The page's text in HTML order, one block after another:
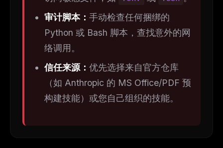
审计脚本： 手动检查任何捆绑的
Python 或 Bash 脚本，查找意外的网
络调用。
信任来源： 优先选择来自官方仓库
（如 Anthropic 的 MS Office/PDF 预
构建技能）或您自己组织的技能。